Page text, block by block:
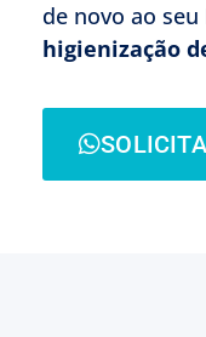
de novo ao seu
higienização